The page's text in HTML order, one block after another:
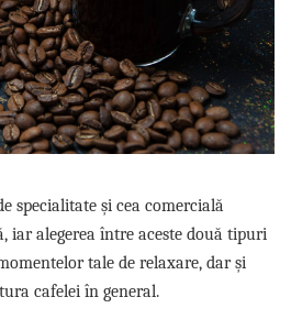
specialitate și cea comercială
iar alegerea între aceste două tipuri
tale de relaxare, dar și
cafelei în general.